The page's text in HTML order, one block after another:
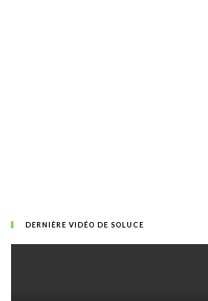
DERNIÈRE VIDÉO DE SOLUCE